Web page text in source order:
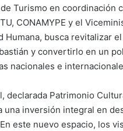
Turismo en coordinación
CONAMYPE y el
Humana, busca revitalizar
y convertirlo en un
nacionales e
declarada Patrimonio
una inversión integral en
este nuevo espacio, los